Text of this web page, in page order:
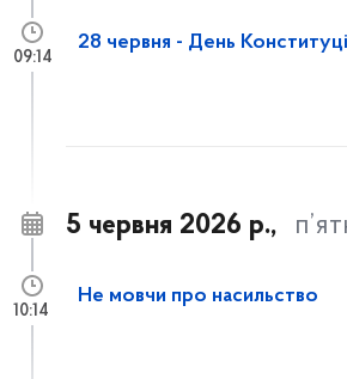
28 червня - День
09:14
5 червня 2026 р.,
Не мовчи про насильство
10:14